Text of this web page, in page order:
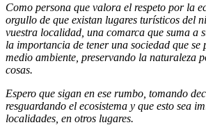
Como persona que valora el respeto por la
orgullo de que existan lugares turísticos del
vuestra localidad, una comarca que suma a
la importancia de tener una sociedad que
medio ambiente, preservando la naturaleza
cosas.
Espero que sigan en ese rumbo, tomando
resguardando el ecosistema y que esto sea
localidades, en otros lugares.